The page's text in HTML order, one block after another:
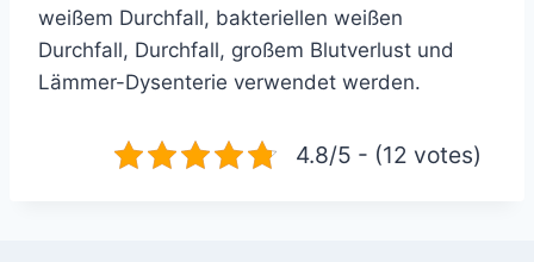
weißem Durchfall, bakteriellen weißen
Durchfall, Durchfall, großem Blutverlust und
Lämmer-Dysenterie verwendet werden.
4.8/5 - (12 votes)